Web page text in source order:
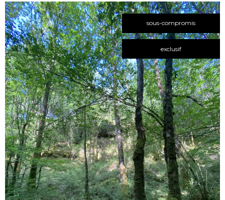
sous-compromis
exclusif
voir le
bien